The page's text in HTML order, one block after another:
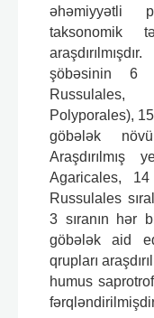
əhəmiyyətli
taksonomik
şöbəsinin 6
Russulales,
Polyporales),
göbələk
Araşdırılmış
Agaricales,
Russulales
3 sıranın hər
göbələk aid
qrupları
humus